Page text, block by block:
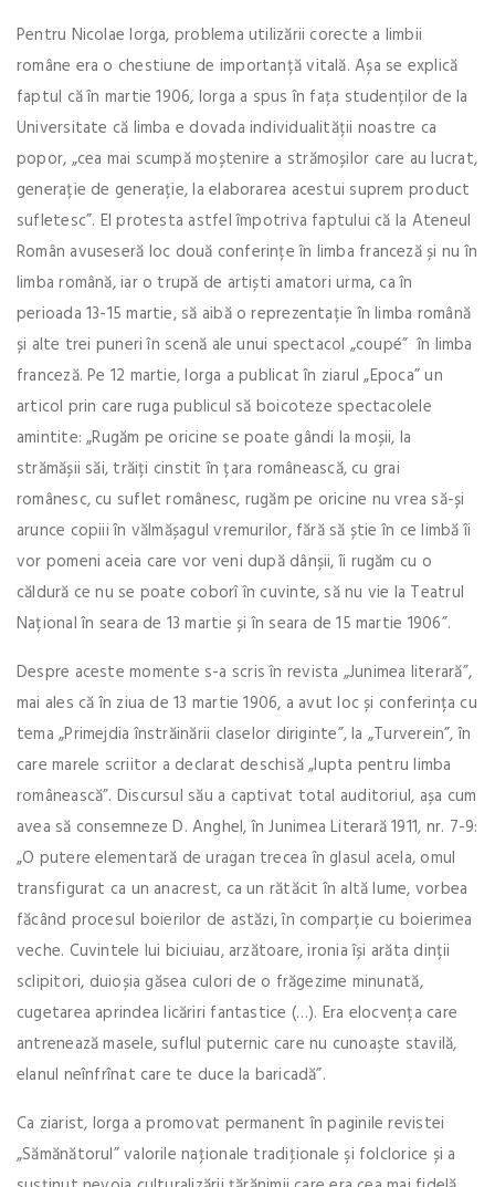
Pentru Nicolae Iorga, problema utilizării corecte a limbii
române era o chestiune de importanță vitală. Așa se explică
faptul că în martie 1906, Iorga a spus în fața studenților de la
Universitate că limba e dovada individualității noastre ca
popor, „cea mai scumpă moștenire a strămoșilor care au lucrat,
generație de generație, la elaborarea acestui suprem product
sufletesc”. El protesta astfel împotriva faptului că la Ateneul
Român avuseseră loc două conferințe în limba franceză și nu în
limba română, iar o trupă de artiști amatori urma, ca în
perioada 13-15 martie, să aibă o reprezentație în limba română
și alte trei puneri în scenă ale unui spectacol „coupé” în limba
franceză. Pe 12 martie, Iorga a publicat în ziarul „Epoca” un
articol prin care ruga publicul să boicoteze spectacolele
amintite: „Rugăm pe oricine se poate gândi la moșii, la
strămășii săi, trăiți cinstit în țara românească, cu grai
românesc, cu suflet românesc, rugăm pe oricine nu vrea să-și
arunce copiii în vălmășagul vremurilor, fără să știe în ce limbă îi
vor pomeni aceia care vor veni după dânșii, îi rugăm cu o
căldură ce nu se poate coborî în cuvinte, să nu vie la Teatrul
Național în seara de 13 martie și în seara de 15 martie 1906”.
Despre aceste momente s-a scris în revista „Junimea literară”,
mai ales că în ziua de 13 martie 1906, a avut loc și conferința cu
tema „Primejdia înstrăinării claselor diriginte”, la „Turverein”, în
care marele scriitor a declarat deschisă „lupta pentru limba
românească”. Discursul său a captivat total auditoriul, așa cum
avea să consemneze D. Anghel, în Junimea Literară 1911, nr. 7-9:
„O putere elementară de uragan trecea în glasul acela, omul
transfigurat ca un anacrest, ca un rătăcit în altă lume, vorbea
făcând procesul boierilor de astăzi, în comparție cu boierimea
veche. Cuvintele lui biciuiau, arzătoare, ironia își arăta dinții
sclipitori, duioșia găsea culori de o frăgezime minunată,
cugetarea aprindea licăriri fantastice (…). Era elocvența care
antrenează masele, suflul puternic care nu cunoaște stavilă,
elanul neînfrînat care te duce la baricadă”.
Ca ziarist, Iorga a promovat permanent în paginile revistei
„Sămănătorul” valorile naţionale tradiţionale şi folclorice și a